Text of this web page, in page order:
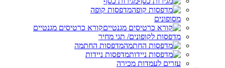
מדפסות קופה
מסופונים
קורא כרטיסים מגנטיים
מדפסות לקופונים/ תגי מחיר
מדפסות החתמה
מדפסות ניידות
עזרים לעמדות מכירה